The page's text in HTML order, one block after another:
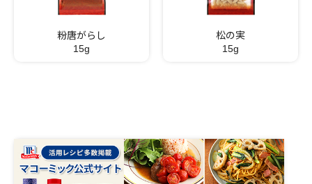
粉唐がらし
15g
松の実
15g